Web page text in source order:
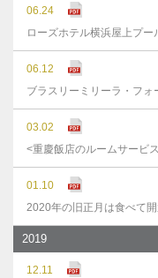
06.24
ローズホテル横浜屋上プー
06.12
ブラスリーミリーラ・フ
03.02
<重慶飯店のルームサービ
01.10
2020年の旧正月は食べて開
2019
12.11